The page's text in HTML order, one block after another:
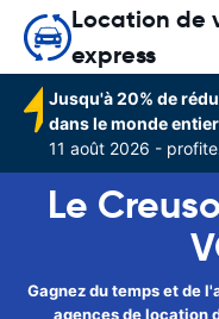
Location de
express
Jusqu'à 20% de
dans le monde entier
11 août 2026 -
Le
Gagnez du temps et de
agences de location